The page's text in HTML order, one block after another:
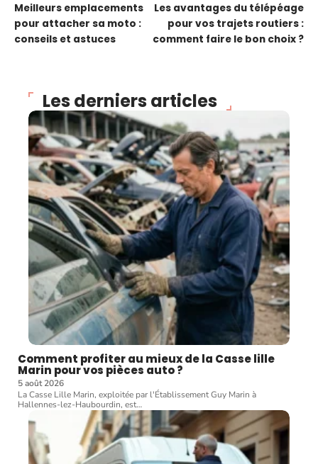
Meilleurs emplacements
pour attacher sa moto :
conseils et astuces
Les avantages du télépéage
pour vos trajets routiers :
comment faire le bon choix ?
Les derniers articles
Comment profiter au mieux de la Casse lille
Marin pour vos pièces auto ?
5 août 2026
La Casse Lille Marin, exploitée par l'Établissement Guy Marin à
Hallennes-lez-Haubourdin, est…